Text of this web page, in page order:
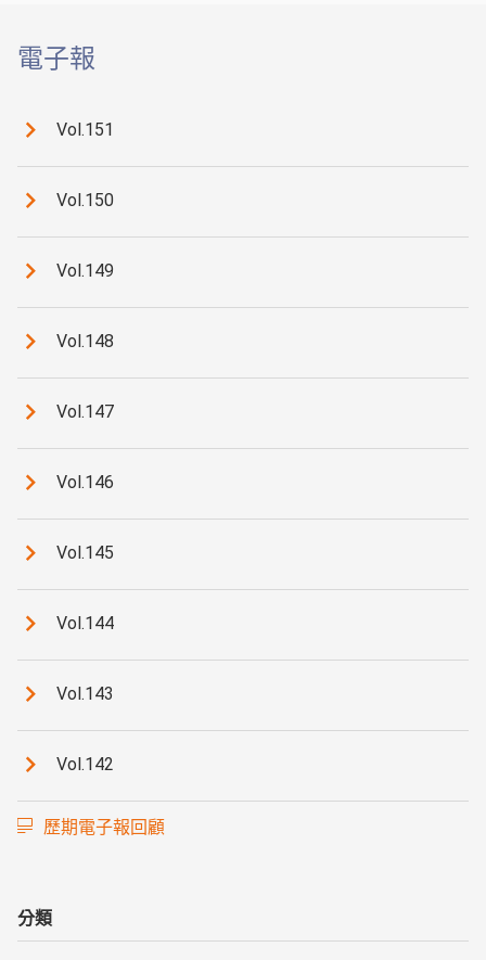
電子報
Vol.151
Vol.150
Vol.149
Vol.148
Vol.147
Vol.146
Vol.145
Vol.144
Vol.143
Vol.142
歷期電子報回顧
分類